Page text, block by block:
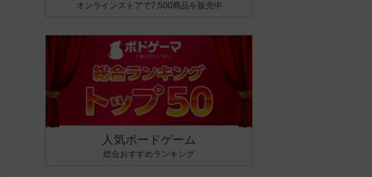
オンラインストアで7,500商品を販売中
人気ボードゲーム
総合おすすめランキング